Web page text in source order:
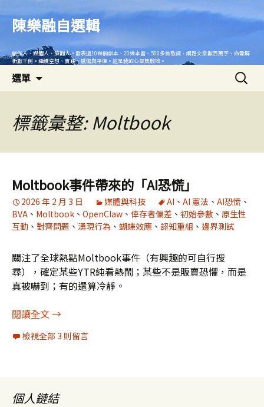
內
陳樂融自選輯
創作人、媒體人、策劃人。發表過10幾齣劇本、20幾本書、500多首歌詞、網路文章數百萬字、命盤解
析數千例。繼續空想、實踐、感傷與平復。這是我的心靈集散地。
選單
搜
尋
標籤彙整: Moltbook
Moltbook事件帶來的「AI恐慌」
2026 年 2 月 3 日 媒體與科技 AI 、 AI 憲法 、 AI恐慌 、
BVA 、 Moltbook 、 OpenClaw 、 倖存者偏差 、 初始參數 、 原生性
互動 、 對齊問題 、 湧現行為 、 蝴蝶效應 、 認知重組 、 邊界測試
關注了全球熱點Moltbook事件（有興趣的可自行搜
尋），確定某些YTR純看熱鬧；某些不是販賣恐懼，而是
真被嚇到；有的還算冷靜。
閱讀全文Moltbook事件帶來的「AI恐慌」
→
檢視全部 3 則留言
個人鏈結